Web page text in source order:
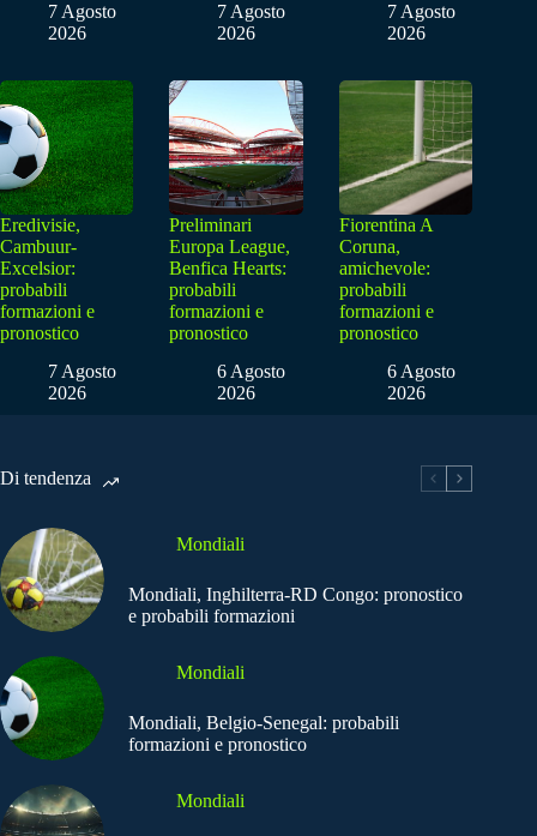
7 Agosto
2026
7 Agosto
2026
7 Agosto
2026
Eredivisie,
Cambuur-
Excelsior:
probabili
formazioni e
pronostico
7 Agosto
2026
Preliminari
Europa League,
Benfica Hearts:
probabili
formazioni e
pronostico
6 Agosto
2026
Fiorentina A
Coruna,
amichevole:
probabili
formazioni e
pronostico
6 Agosto
2026
Di tendenza
Mondiali
Mondiali, Inghilterra-RD Congo: pronostico
e probabili formazioni
Mondiali
Mondiali, Belgio-Senegal: probabili
formazioni e pronostico
Mondiali